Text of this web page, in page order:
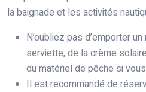
la baignade et les activités
N’oubliez pas d’emporter
serviette, de la crème
du matériel de pêche si
Il est recommandé de